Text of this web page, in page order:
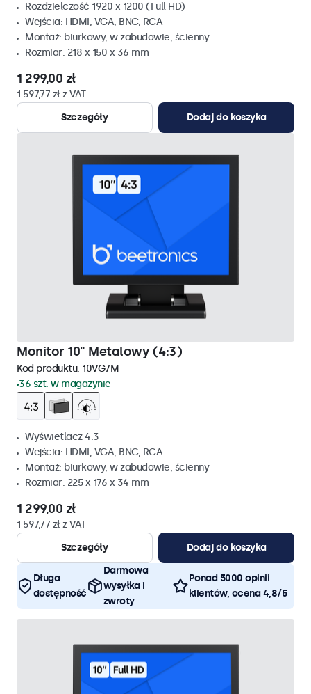
Rozdzielczość 1920 x 1200 (Full HD)
Wejścia: HDMI, VGA, BNC, RCA
Montaż: biurkowy, w zabudowie, ścienny
Rozmiar: 218 x 150 x 36 mm
1 299,00 zł
1 597,77 zł z VAT
Szczegóły
Dodaj do koszyka
Monitor 10" Metalowy (4:3)
Kod produktu: 10VG7M
36 szt. w magazynie
Wyświetlacz 4:3
Wejścia: HDMI, VGA, BNC, RCA
Montaż: biurkowy, w zabudowie, ścienny
Rozmiar: 225 x 176 x 34 mm
1 299,00 zł
1 597,77 zł z VAT
Szczegóły
Dodaj do koszyka
Długa
dostępność
Darmowa
wysyłka i
zwroty
Ponad 5000 opinii
klientów, ocena 4,8/5